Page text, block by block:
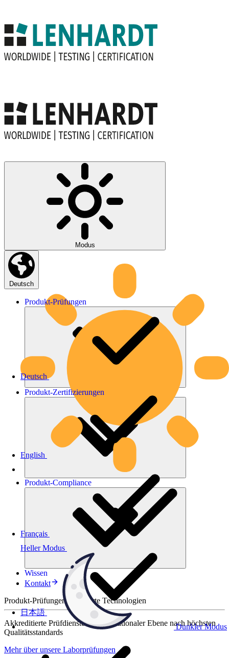
Modus
Heller Modus
Dunkler Modus
Deutsch
Deutsch
English
Français
日本語
Produkt-Prüfungen
Produkt-Zertifizierungen
Produkt-Compliance
Wissen
Kontakt
Produkt-Prüfungen für smarte Technologien
Akkreditierte Prüfdienste auf internationaler Ebene nach höchsten
Qualitätsstandards
Mehr über unsere Laborprüfungen